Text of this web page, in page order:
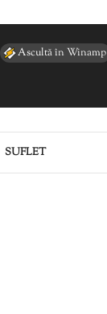
Ascultă în Winamp
SUFLET